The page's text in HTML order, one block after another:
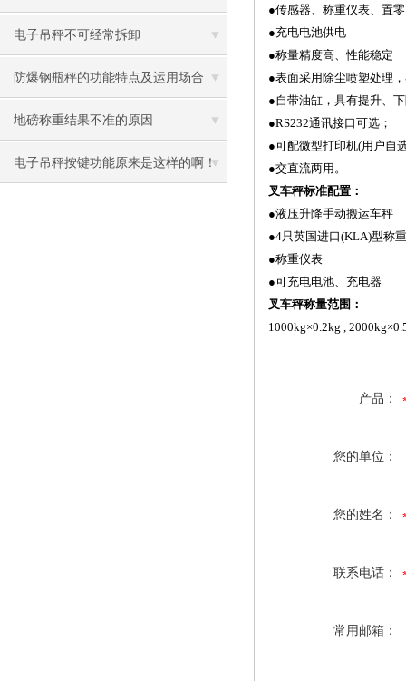
电子吊秤不可经常拆卸
防爆钢瓶秤的功能特点及运用场合
地磅称重结果不准的原因
电子吊秤按键功能原来是这样的啊！
●传感器、称重仪表、置
●充电电池供电
●称量精度高、性能稳定
●表面采用除尘喷塑处理
●自带油缸，具有提升、
●RS232通讯接口可选；
●可配微型打印机(用户自
●交直流两用。
叉车秤标准配置 ：
●液压升降手动搬运车秤
●4只英国进口(KLA)型称
●称重仪表
●可充电电池、充电器
叉车秤称量范围：
1000kg×0.2kg ,
产品：
您的单位：
您的姓名：
联系电话：
常用邮箱：